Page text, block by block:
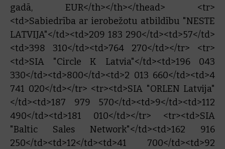
gadā, EUR</th></th></thead> <tr>
<td>Sabiedrība ar ierobežotu atbildību "NESTE
LATVIJA"</td><td>209 183 290</td><td>57</td>
<td>398 310</td><td>764 270</td></tr> <tr>
<td>SIA "Circle K Latvia"</td><td>196 043
330</td><td>800</td><td>2 013 660</td><td>4
741 020</td></tr> <tr><td>SIA "ORLEN Latvija"
</td><td>187 979 570</td><td>9</td><td>112
490</td><td>181 010</td></tr> <tr><td>SIA
"Baltic Sales Network"</td><td>162 916
250</td><td>12</td><td>41 700</td><td>92